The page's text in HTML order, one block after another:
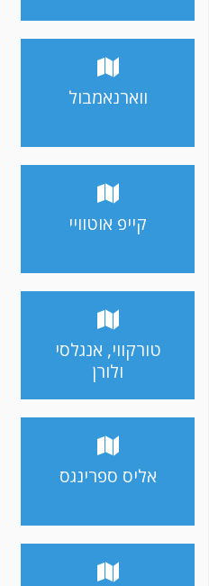
ווארנאמבול
קייפ אוטוויי
טורקווי, אנגלסי
ולורן
אליס ספרינגס